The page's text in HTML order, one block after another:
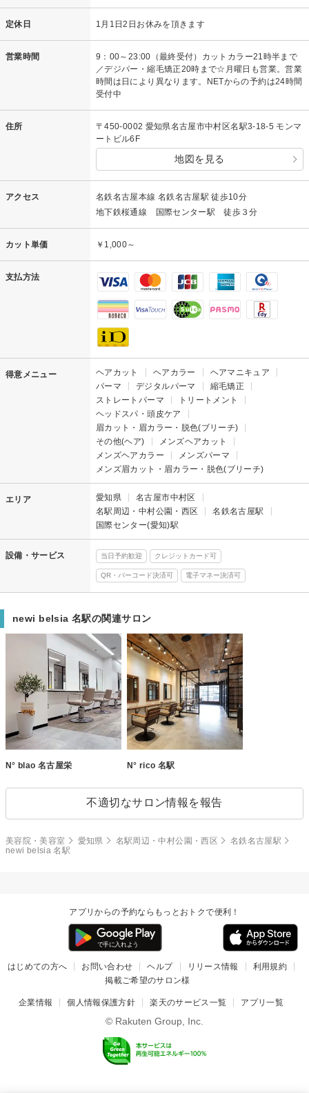
定休日 1月1日2日お休みを頂きます
営業時間
9：00～23:00（最終受付）カットカラー21時半まで
／デジパー・縮毛矯正20時まで☆月曜日も営業。営業
時間は日により異なります。NETからの予約は24時間
受付中
住所
〒450-0002 愛知県名古屋市中村区名駅3-18-5 モンマ
ートビル6F
地図を見る
アクセス
名鉄名古屋本線 名鉄名古屋駅 徒歩10分
地下鉄桜通線 国際センター駅 徒歩３分
カット単価 ￥1,000～
支払方法
得意メニュー ヘアカット ヘアカラー
ヘアマニキュア
パーマ
デジタルパーマ
縮毛矯正
ストレートパーマ
トリートメント
ヘッドスパ・頭皮ケア
眉カット・眉カラー・脱色(ブリーチ)
その他(ヘア)
メンズヘアカット
メンズヘアカラー
メンズパーマ
メンズ眉カット・眉カラー・脱色(ブリーチ)
エリア 愛知県
名古屋市中村区
名駅周辺・中村公園・西区
名鉄名古屋駅
国際センター(愛知)駅
設備・サービス 当日予約歓迎 クレジットカード可
QR・バーコード決済可 電子マネー決済可
newi belsia 名駅の関連サロン
N° blao 名古屋栄 N° rico 名駅
不適切なサロン情報を報告
美容院・美容室 愛知県 名駅周辺・中村公園・西区
名鉄名古屋駅
newi belsia 名駅
アプリからの予約ならもっとおトクで便利！
はじめての方へ お問い合わせ ヘルプ リリース情報
利用規約
掲載ご希望のサロン様
企業情報 個人情報保護方針 楽天のサービス一覧 アプリ一覧
© Rakuten Group, Inc.